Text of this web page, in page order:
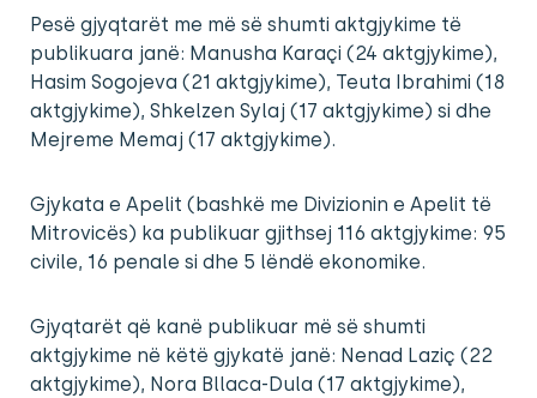
Pesë gjyqtarët me më së shumti aktgjykime të
publikuara janë: Manusha Karaçi (24 aktgjykime),
Hasim Sogojeva (21 aktgjykime), Teuta Ibrahimi (18
aktgjykime), Shkelzen Sylaj (17 aktgjykime) si dhe
Mejreme Memaj (17 aktgjykime).
Gjykata e Apelit (bashkë me Divizionin e Apelit të
Mitrovicës) ka publikuar gjithsej 116 aktgjykime: 95
civile, 16 penale si dhe 5 lëndë ekonomike.
Gjyqtarët që kanë publikuar më së shumti
aktgjykime në këtë gjykatë janë: Nenad Laziç (22
aktgjykime), Nora Bllaca-Dula (17 aktgjykime),